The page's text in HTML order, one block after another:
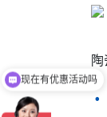
陶
可以介绍下你们的产